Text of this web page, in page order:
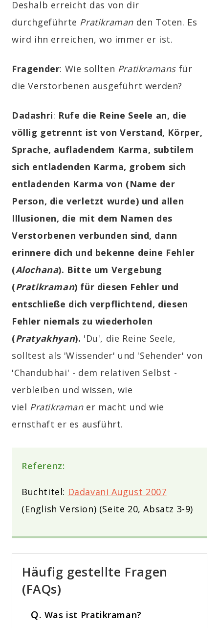
Deshalb erreicht das von dir
durchgeführte Pratikraman den Toten. Es
wird ihn erreichen, wo immer er ist.
Fragender: Wie sollten Pratikramans für
die Verstorbenen ausgeführt werden?
Dadashri: Rufe die Reine Seele an, die
völlig getrennt ist von Verstand, Körper,
Sprache, aufladendem Karma, subtilem
sich entladenden Karma, grobem sich
entladenden Karma von (Name der
Person, die verletzt wurde) und allen
Illusionen, die mit dem Namen des
Verstorbenen verbunden sind, dann
erinnere dich und bekenne deine Fehler
(Alochana). Bitte um Vergebung
(Pratikraman) für diesen Fehler und
entschließe dich verpflichtend, diesen
Fehler niemals zu wiederholen
(Pratyakhyan). 'Du', die Reine Seele,
solltest als 'Wissender' und 'Sehender' von
'Chandubhai' - dem relativen Selbst -
verbleiben und wissen, wie
viel Pratikramaner macht und wie
ernsthaft er es ausführt.
Referenz:
Buchtitel: Dadavani August 2007
(English Version) (Seite 20, Absatz 3-9)
Häufig gestellte Fragen
(FAQs)
Q. Was ist Pratikraman?